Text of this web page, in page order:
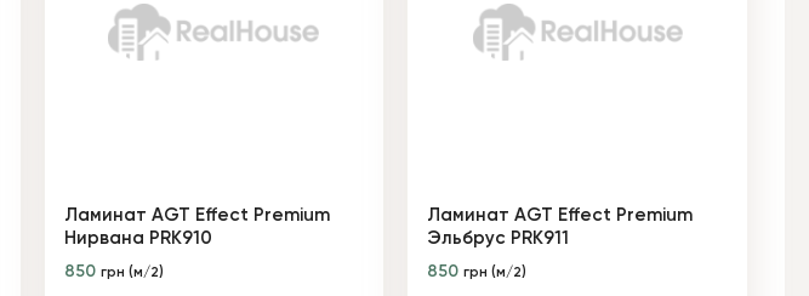
Ламинат AGT Effect Premium
Нирвана PRK910
850 грн (м/2)
Ламинат AGT Effect Premium
Эльбрус PRK911
850грн (м/2)